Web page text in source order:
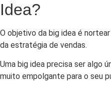
Idea?
O objetivo da big idea é
da estratégia de vendas.
Uma big idea precisa ser algo
muito empolgante para o seu